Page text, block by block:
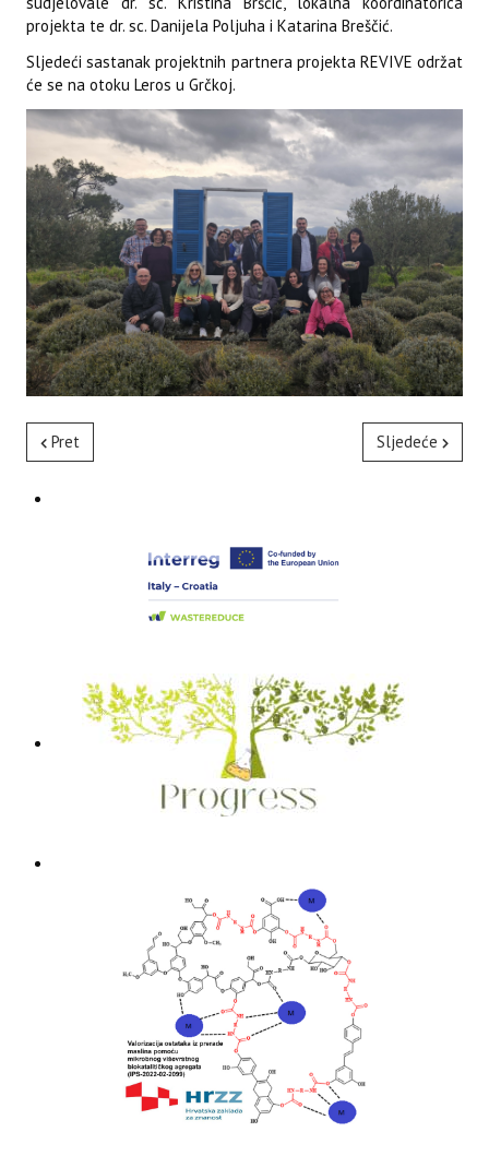
projekta te dr. sc. Danijela Poljuha i Katarina Breščić.
Sljedeći sastanak projektnih partnera projekta REVIVE održat
će se na otoku Leros u Grčkoj.
Pret Sljedeće